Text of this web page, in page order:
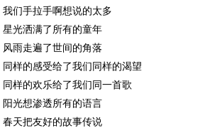
我们手拉手啊想说的太多
星光洒满了所有的童年
风雨走遍了世间的角落
同样的感受给了我们同样的渴望
同样的欢乐给了我们同一首歌
阳光想渗透所有的语言
春天把友好的故事传说